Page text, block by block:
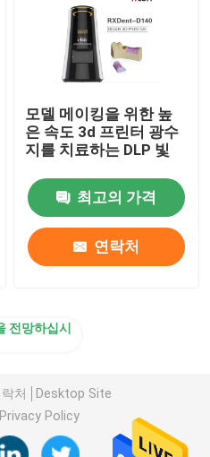
모델 메이킹을 위한 높
은 속도 3d 프린터 광수
지를 치료하는 DLP 빛
최고의 가격
연락처
전망하십시
처
Desktop Site
Privacy Policy